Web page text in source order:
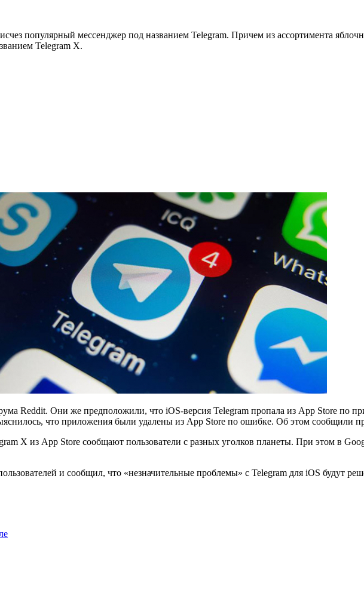
популярный мессенджер под названием Telegram. Причем из ассортимента
Telegram X.
Reddit. Они же предположили, что iOS-версия Telegram пропала из App Store по
что приложения были удалены из App Store по ошибке. Об этом сообщили
Х из App Store сообщают пользователи с разных уголков планеты. При этом в
и сообщил, что «незначительные проблемы» с Telegram для iOS будут